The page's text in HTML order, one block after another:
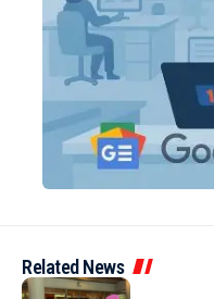
Related News
BERITAINDEX